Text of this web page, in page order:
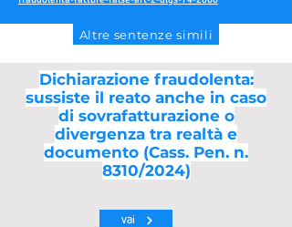
Altre sentenze simili
Dichiarazione fraudolenta:
sussiste il reato anche in caso
di sovrafatturazione o
divergenza tra realtà e
documento (Cass. Pen. n.
8310/2024)
vai